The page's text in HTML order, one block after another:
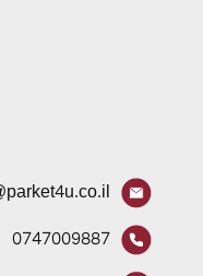
jack@parket4u.co.il
0747009887